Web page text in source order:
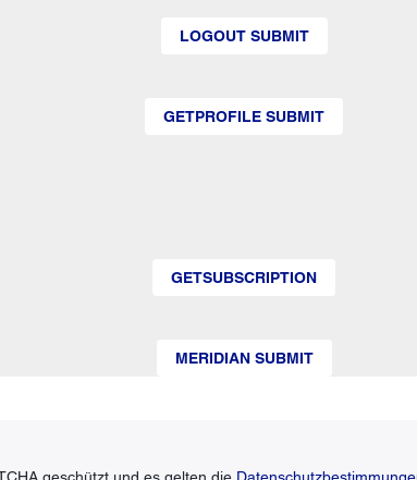
LOGOUT SUBMIT
GETPROFILE SUBMIT
GETSUBSCRIPTION
MERIDIAN SUBMIT